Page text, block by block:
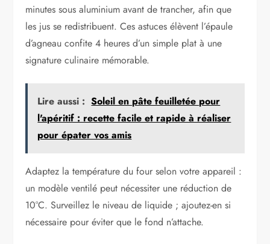
minutes sous aluminium avant de trancher, afin que
les jus se redistribuent. Ces astuces élèvent l’épaule
d’agneau confite 4 heures d’un simple plat à une
signature culinaire mémorable.
Lire aussi : Soleil en pâte feuilletée pour
l'apéritif : recette facile et rapide à réaliser
pour épater vos amis
Adaptez la température du four selon votre appareil :
un modèle ventilé peut nécessiter une réduction de
10°C. Surveillez le niveau de liquide ; ajoutez-en si
nécessaire pour éviter que le fond n’attache.